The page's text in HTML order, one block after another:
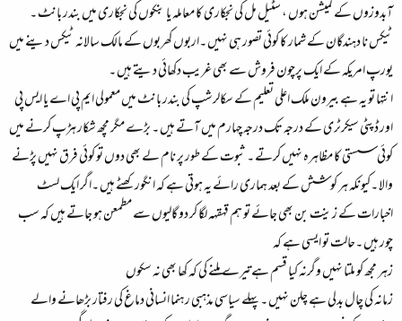
آبدوزوں کے کمیشن ہوں ، سٹیل مل کی نجکاری کا معاملہ یا بنکوں کی نجکاری میں بندر بانٹ ۔
ٹیکس نا دہندگان کے شمار کا کوئی تصور ہی نہیں ۔اربوں کھربوں کے مالک سالانہ ٹیکس دینے میں
یورپ امریکہ کے ایک پرچون فروش سے بھی غریب دکھائی دیتے ہیں ۔
انتہا تو یہ ہے بیرون ملک اعلی تعلیم کے سکالرشپ کی بندر بانٹ میں معمولی ایم پی اے یا ایس پی
اور ڈپٹی سیکرٹری کے درجہ تک درجہ چہارم میں آتے ہیں ۔ بڑے مگر مچھ شکار ہڑپ کرنے میں
کوئی سستی کا مظاہرہ نہیں کرتے ۔ ثبوت کے طور پر نام لے بھی دوں تو کوئی فرق نہیں پڑنے
والا ۔کیونکہ ہر کوشش کے بعد ہماری رائے یہ ہوتی ہے کہ انگور کھٹے ہیں ۔اگر ایک لسٹ
اخبارات کے زینت بن بھی جائے تو ہم قہقہہ لگا کر دو گالیوں سے مطمعن ہو جاتے ہیں کہ سب
چور ہیں ۔حالت تو ایسی ہے کہ
زہر مجھ کو ملتا نہیں وگرنہ کیا قسم ہےتیرے ملنے کی کہ کھا بھی نہ سکوں
زمانہ کی چال بدلی ہے چلن نہیں ۔پہلے سیاسی مذہبی رہنما انسانی دماغ کی رفتار بڑھانے والے